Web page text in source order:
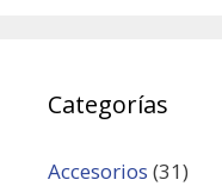
Categorías
Accesorios (31)